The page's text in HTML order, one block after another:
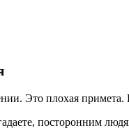
Это плохая
посторонним